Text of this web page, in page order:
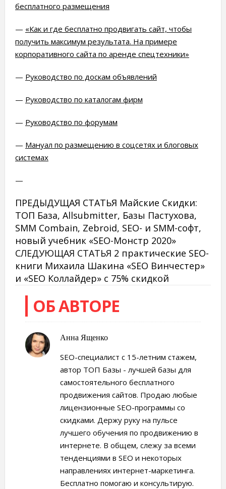
бесплатного размещения
— «Как и где бесплатно продвигать сайт, чтобы
получить максимум результата. На примере
корпоративного сайта по аренде спецтехники»
— Руководство по доскам объявлений
— Руководство по каталогам фирм
— Руководство по форумам
— Мануал по размещению в соцсетях и блоговых
системах
—
ПРЕДЫДУЩАЯ СТАТЬЯ Майские Cкидки:
ТОП База, Allsubmitter, Базы Пастухова,
SMM Combain, Zebroid, SEO- и SMM-софт,
новый учебник «SEO-Монстр 2020»
СЛЕДУЮЩАЯ СТАТЬЯ 2 практические SEO-
книги Михаила Шакина «SEO Винчестер»
и «SEO Коллайдер» с 75% скидкой
ОБ АВТОРЕ
Анна Ященко
SEO-специалист с 15-летним стажем,
автор ТОП Базы - лучшей базы для
самостоятельного бесплатного
продвижения сайтов. Продаю любые
лицензионные SEO-программы со
скидками. Держу руку на пульсе
лучшего обучения по продвижению в
интернете. В общем, слежу за всеми
тенденциями в SEO и некоторых
направлениях интернет-маркетинга.
Бесплатно помогаю и консультирую.